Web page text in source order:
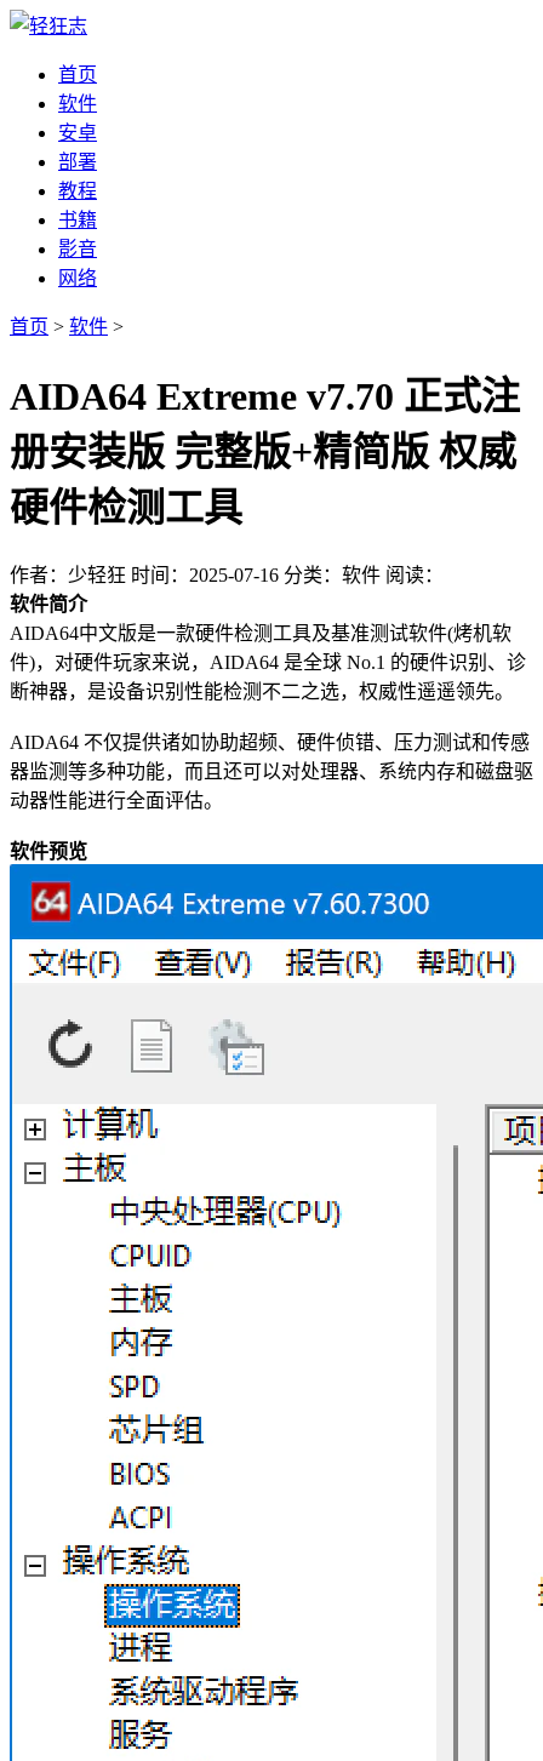
首页
软件
安卓
部署
教程
书籍
影音
网络
首页 > 软件 >
AIDA64 Extreme v7.70 正式注
册安装版 完整版+精简版 权威
硬件检测工具
作者：少轻狂 时间：2025-07-16 分类：软件 阅读：
软件简介
AIDA64中文版是一款硬件检测工具及基准测试软件(烤机软
件)，对硬件玩家来说，AIDA64 是全球 No.1 的硬件识别、诊
断神器，是设备识别性能检测不二之选，权威性遥遥领先。
AIDA64 不仅提供诸如协助超频、硬件侦错、压力测试和传感
器监测等多种功能，而且还可以对处理器、系统内存和磁盘驱
动器性能进行全面评估。
软件预览